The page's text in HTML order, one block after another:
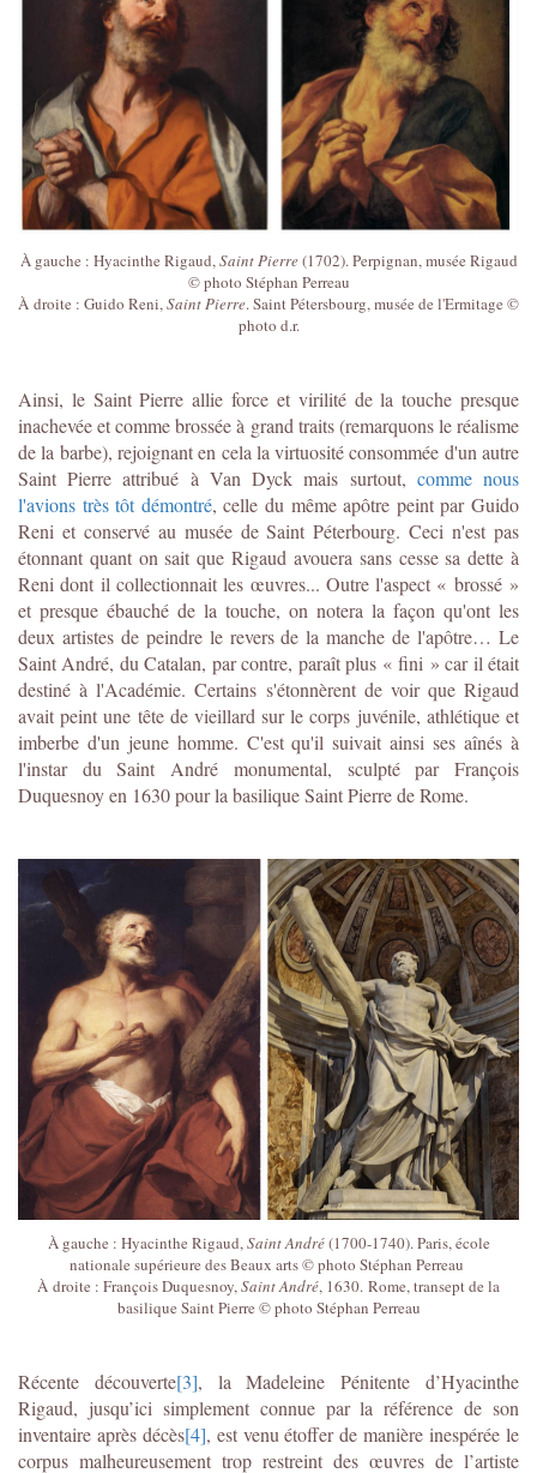
À gauche : Hyacinthe Rigaud,Saint Pierre(1702). Perpignan, musée Rigaud
© photo Stéphan Perreau
À droite : Guido Reni,Saint Pierre. Saint Pétersbourg, musée de l'Ermitage ©
photo d.r.
Ainsi, le Saint Pierre allie force et virilité de la touche presque
inachevée et comme brossée à grand traits (remarquons le réalisme
de la barbe), rejoignant en cela la virtuosité consommée d'un autre
Saint Pierre attribué à Van Dyck mais surtout, comme nous
l'avions très tôt démontré, celle du même apôtre peint par Guido
Reni et conservé au musée de Saint Péterbourg. Ceci n'est pas
étonnant quant on sait que Rigaud avouera sans cesse sa dette à
Reni dont il collectionnait les œuvres... Outre l'aspect « brossé »
et presque ébauché de la touche, on notera la façon qu'ont les
deux artistes de peindre le revers de la manche de l'apôtre… Le
Saint André, du Catalan, par contre, paraît plus « fini » car il était
destiné à l'Académie. Certains s'étonnèrent de voir que Rigaud
avait peint une tête de vieillard sur le corps juvénile, athlétique et
imberbe d'un jeune homme. C'est qu'il suivait ainsi ses aînés à
l'instar du Saint André monumental, sculpté par François
Duquesnoy en 1630 pour la basilique Saint Pierre de Rome.
À gauche : Hyacinthe Rigaud,Saint André(1700-1740). Paris, école
nationale supérieure des Beaux arts © photo Stéphan Perreau
À droite : François Duquesnoy,Saint André, 1630. Rome, transept de la
basilique Saint Pierre © photo Stéphan Perreau
Récente découverte[3], la Madeleine Pénitente d’Hyacinthe
Rigaud, jusqu’ici simplement connue par la référence de son
inventaire après décès[4], est venu étoffer de manière inespérée le
corpus malheureusement trop restreint des œuvres de l’artiste